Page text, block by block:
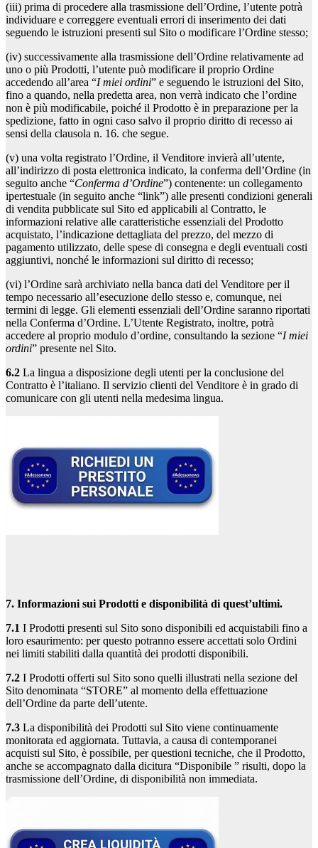
(iii) prima di procedere alla trasmissione dell’Ordine, l’utente potrà
individuare e correggere eventuali errori di inserimento dei dati
seguendo le istruzioni presenti sul Sito o modificare l’Ordine stesso;
(iv) successivamente alla trasmissione dell’Ordine relativamente ad
uno o più Prodotti, l’utente può modificare il proprio Ordine
accedendo all’area “I miei ordini” e seguendo le istruzioni del Sito,
fino a quando, nella predetta area, non verrà indicato che l’ordine
non è più modificabile, poiché il Prodotto è in preparazione per la
spedizione, fatto in ogni caso salvo il proprio diritto di recesso ai
sensi della clausola n. 16. che segue.
(v) una volta registrato l’Ordine, il Venditore invierà all’utente,
all’indirizzo di posta elettronica indicato, la conferma dell’Ordine (in
seguito anche “Conferma d’Ordine”) contenente: un collegamento
ipertestuale (in seguito anche “link”) alle presenti condizioni generali
di vendita pubblicate sul Sito ed applicabili al Contratto, le
informazioni relative alle caratteristiche essenziali del Prodotto
acquistato, l’indicazione dettagliata del prezzo, del mezzo di
pagamento utilizzato, delle spese di consegna e degli eventuali costi
aggiuntivi, nonché le informazioni sul diritto di recesso;
(vi) l’Ordine sarà archiviato nella banca dati del Venditore per il
tempo necessario all’esecuzione dello stesso e, comunque, nei
termini di legge. Gli elementi essenziali dell’Ordine saranno riportati
nella Conferma d’Ordine. L’Utente Registrato, inoltre, potrà
accedere al proprio modulo d’ordine, consultando la sezione “I miei
ordini” presente nel Sito.
6.2 La lingua a disposizione degli utenti per la conclusione del
Contratto è l’italiano. Il servizio clienti del Venditore è in grado di
comunicare con gli utenti nella medesima lingua.
7. Informazioni sui Prodotti e disponibilità di quest’ultimi.
7.1 I Prodotti presenti sul Sito sono disponibili ed acquistabili fino a
loro esaurimento: per questo potranno essere accettati solo Ordini
nei limiti stabiliti dalla quantità dei prodotti disponibili.
7.2 I Prodotti offerti sul Sito sono quelli illustrati nella sezione del
Sito denominata “STORE” al momento della effettuazione
dell’Ordine da parte dell’utente.
7.3 La disponibilità dei Prodotti sul Sito viene continuamente
monitorata ed aggiornata. Tuttavia, a causa di contemporanei
acquisti sul Sito, è possibile, per questioni tecniche, che il Prodotto,
anche se accompagnato dalla dicitura “Disponibile ” risulti, dopo la
trasmissione dell’Ordine, di disponibilità non immediata.